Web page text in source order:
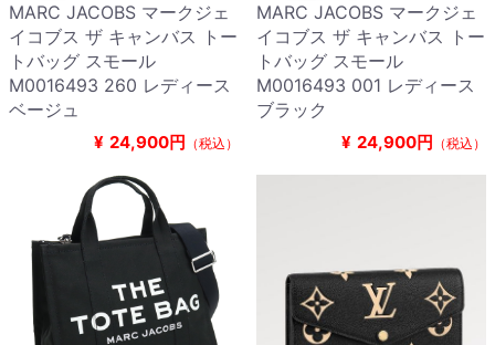
MARC JACOBS マークジェ
イコブス ザ キャンバス トー
トバッグ スモール
M0016493 260 レディース
ベージュ
¥ 24,900円 （税込）
MARC JACOBS マークジェ
イコブス ザ キャンバス トー
トバッグ スモール
M0016493 001 レディース
ブラック
¥ 24,900円 （税込）